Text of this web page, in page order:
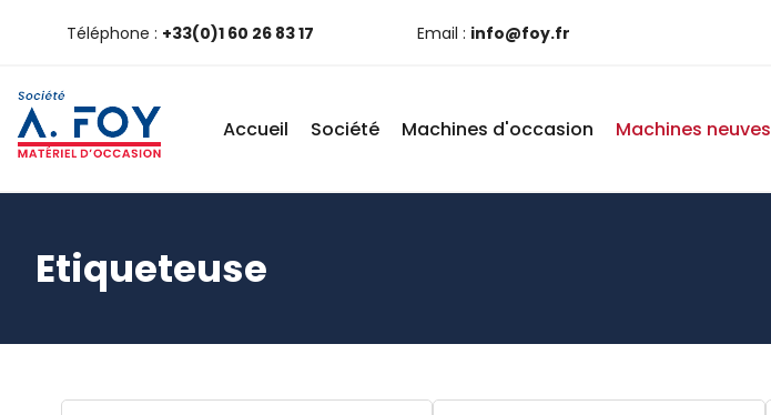
Etiqueteuse
Téléphone : +33(0)1 60 26 83 17 Email : info@foy.fr
Accueil Société Machines d'occasion Machines neuves